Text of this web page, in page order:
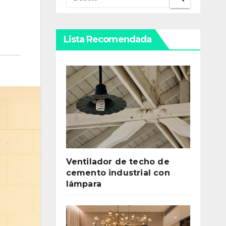
Lista Recomendada
Ventilador de techo de
cemento industrial con
lámpara